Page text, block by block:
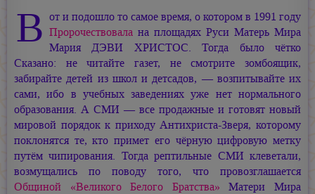
В от и подошло то самое время, о котором в 1991 году
Пророчествовала на площадях Руси Матерь Мира
Мария ДЭВИ ХРИСТОС. Тогда было чётко
Сказано: не читайте газет, не смотрите зомбоящик,
забирайте детей из школ и детсадов, — возпитывайте их
сами, ибо в учебных заведениях уже нет нормального
образования. А СМИ — все продажные и готовят новый
мировой порядок к приходу Антихриста-Зверя, которому
поклонятся те, кто примет его чёрную цифровую метку
путём чипирования. Тогда рептильные СМИ клеветали,
возмущались по поводу того, что провозглашается
Общиной «Великого Белого Братства» Матери Мира